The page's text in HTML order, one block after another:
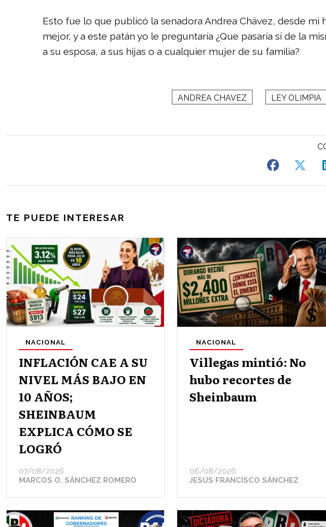
Esto fue lo que publicó la senadora Andrea Chávez, desde
mejor, y a este patán yo le preguntaría ¿Que pasaría si de la
a su esposa, a sus hijas o a cualquier mujer de su familia?
ANDREA CHAVEZ LEY OLIMPIA
TE PUEDE INTERESAR
INFLACIÓN CAE A SU
NIVEL MÁS BAJO EN
10 AÑOS;
SHEINBAUM
EXPLICA CÓMO SE
LOGRÓ
MARCOS O. SÁNCHEZ ROMERO
NACIONAL
07/08/2026
Villegas mintió: No
hubo recortes de
Sheinbaum
JESÚS FRANCISCO SÁNCHEZ
NACIONAL
06/08/2026